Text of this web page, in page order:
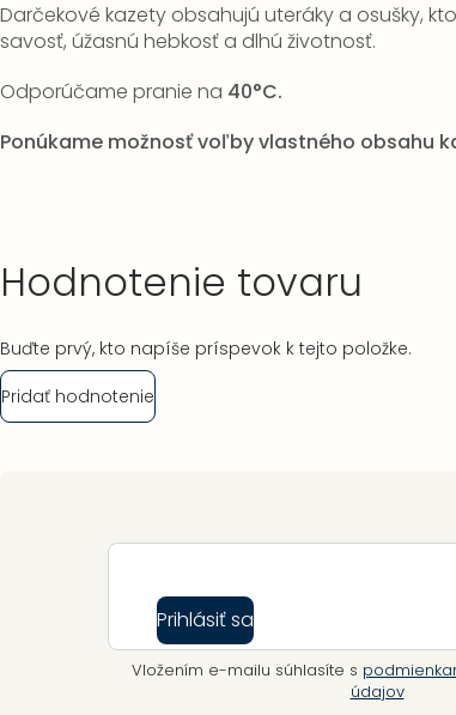
Darčekové kazety obsahujú uteráky a osušky,
savosť, úžasnú hebkosť a dlhú životnosť.
Odporúčame pranie na 40°C.
Ponúkame možnosť voľby vlastného obsahu
Hodnotenie tovaru
Buďte prvý, kto napíše príspevok k tejto položke.
Pridať hodnotenie
Prihlásiť sa
Vložením e-mailu súhlasíte s
údajov